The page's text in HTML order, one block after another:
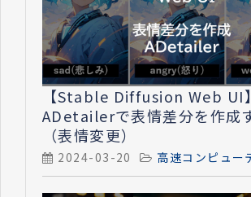
【Stable Diffusion Web UI】
ADetailerで表情差分を作成
（表情変更）
2024-03-20 高速コンピュー